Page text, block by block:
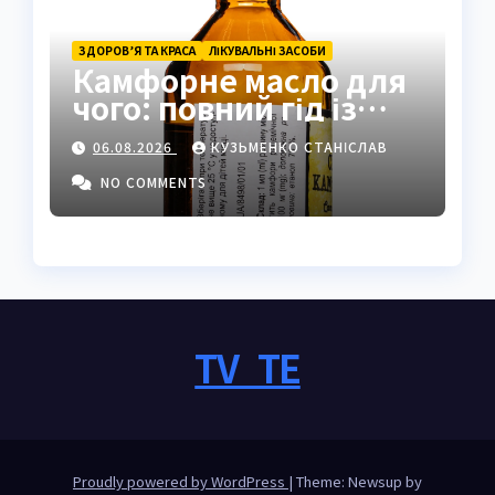
ЗДОРОВ’Я ТА КРАСА ЛІКУВАЛЬНІ ЗАСОБИ
Камфорне масло для
чого: повний гід із
застосуванням і
властивостями
06.08.2026
КУЗЬМЕНКО СТАНІСЛАВ
NO COMMENTS
TV_TE
Proudly powered by WordPress | Theme: Newsup by